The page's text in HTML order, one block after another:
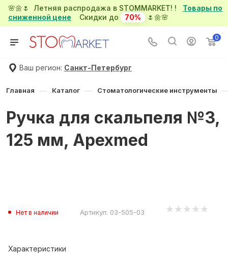
🌸🌼🌷 Летняя распродажа в STOMMARKET! ! Товары по
сниженной цене Скидки до 70% 🌷🌼🌸
0
Ваш регион: Санкт-Петербург
Главная — Каталог — Стоматологические инструменты
Ручка для скальпеля №3,
125 мм, Apexmed
Нет в наличии Артикул: 03-505-03
Характеристики